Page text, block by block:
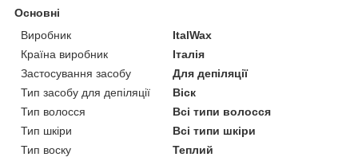
Основні
Виробник
ItalWax
Країна виробник
Італія
Застосування засобу
Для депіляції
Тип засобу для депіляції
Віск
Тип волосся
Всі типи волосся
Тип шкіри
Всі типи шкіри
Тип воску
Теплий